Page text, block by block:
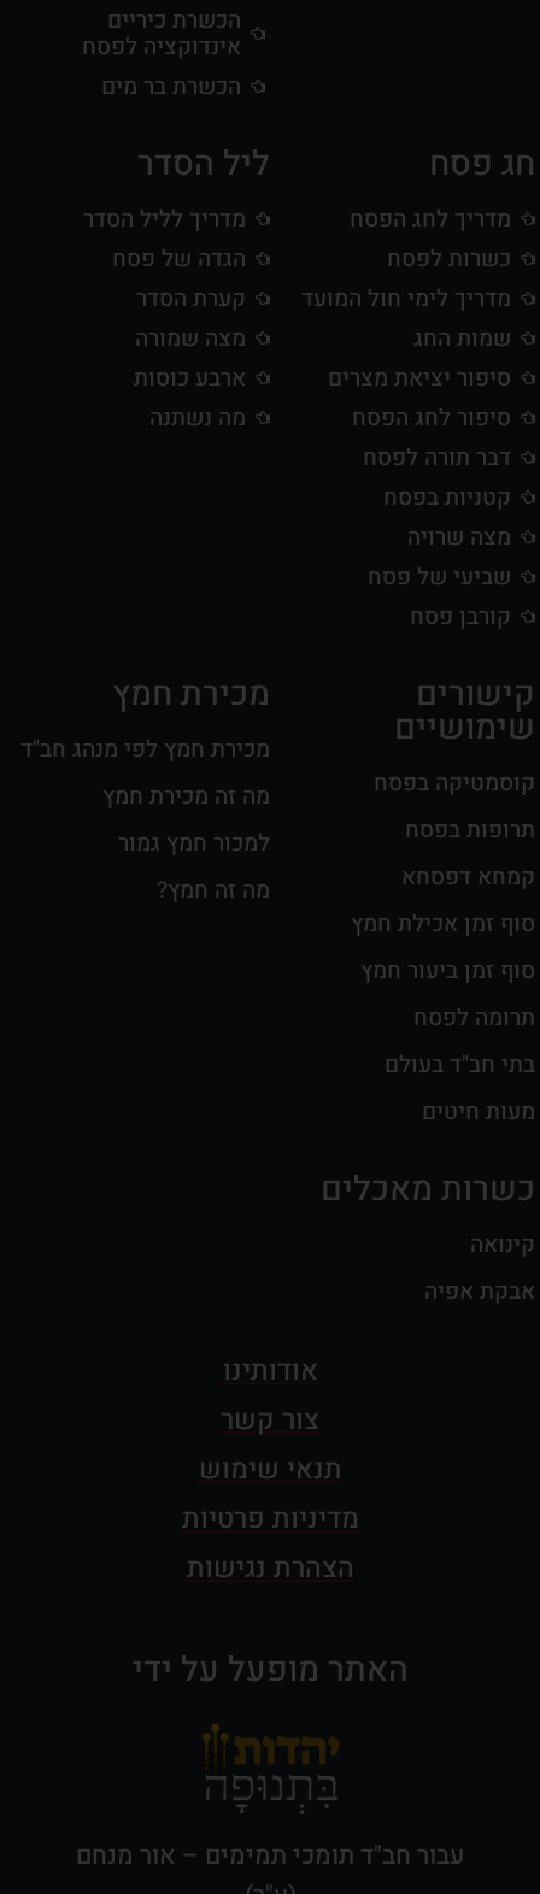
הכשרת כיריים
אינדוקציה לפסח
הכשרת בר מים
חג פסח
מדריך לחג הפסח
כשרות לפסח
מדריך לימי חול המועד
שמות החג
סיפור יציאת מצרים
סיפור לחג הפסח
דבר תורה לפסח
קטניות בפסח
מצה שרויה
שביעי של פסח
קורבן פסח
ליל הסדר
מדריך לליל הסדר
הגדה של פסח
קערת הסדר
מצה שמורה
ארבע כוסות
מה נשתנה
קישורים
שימושיים
קוסמטיקה בפסח
תרופות בפסח
קמחא דפסחא
סוף זמן אכילת חמץ
סוף זמן ביעור חמץ
תרומה לפסח
בתי חב"ד בעולם
מעות חיטים
מכירת חמץ
מכירת חמץ לפי מנהג חב"ד
מה זה מכירת חמץ
למכור חמץ גמור
מה זה חמץ?
כשרות מאכלים
קינואה
אבקת אפיה
אודותינו
צור קשר
תנאי שימוש
מדיניות פרטיות
הצהרת נגישות
האתר מופעל על ידי
עבור חב"ד תומכי תמימים – אור מנחם